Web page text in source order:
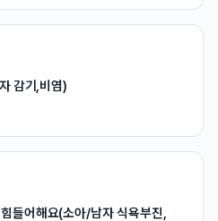
. (소아/여자 감기,비염)
들어해요(소아/남자 식욕부진,